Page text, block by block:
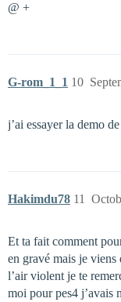
@ +
G-rom_1_1 10
j’ai essayer la demo
Hakimdu78 11
Et ta fait comment
en gravé mais je viens
l’air violent je te
moi pour pes4 j’avais